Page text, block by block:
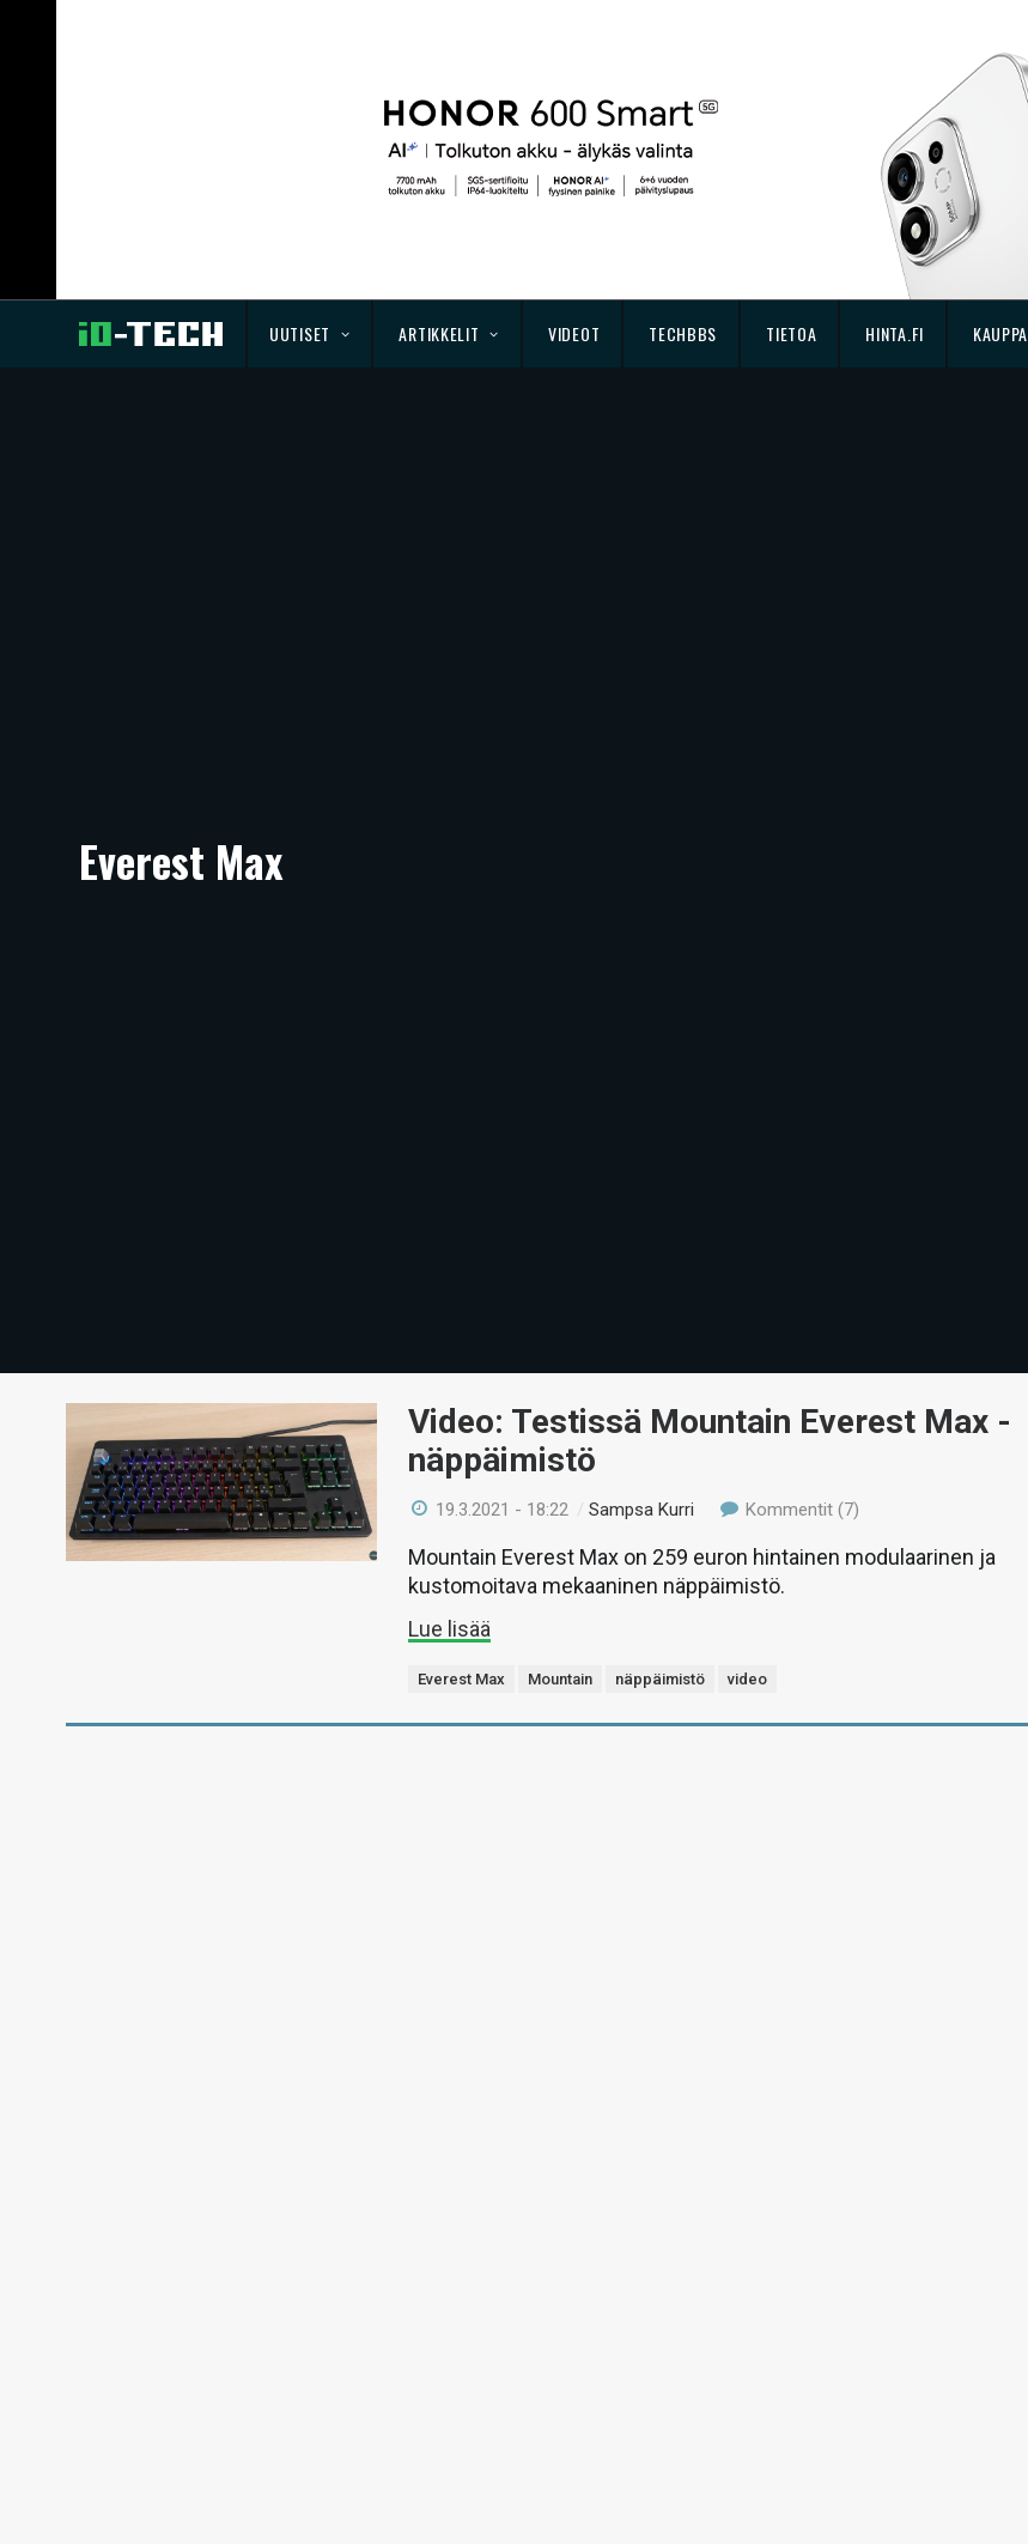
UUTISET ARTIKKELIT VIDEOT TECHBBS TIETOA HINTA.FI KAUPPA
Everest Max
Video: Testissä Mountain Everest Max -
näppäimistö
19.3.2021 - 18:22 /Sampsa Kurri Kommentit (7)
Mountain Everest Max on 259 euron hintainen modulaarinen ja
kustomoitava mekaaninen näppäimistö.
Lue lisää
Everest Max Mountain näppäimistö video